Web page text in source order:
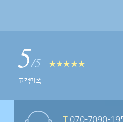
5/5
고객만족
T070-7090-